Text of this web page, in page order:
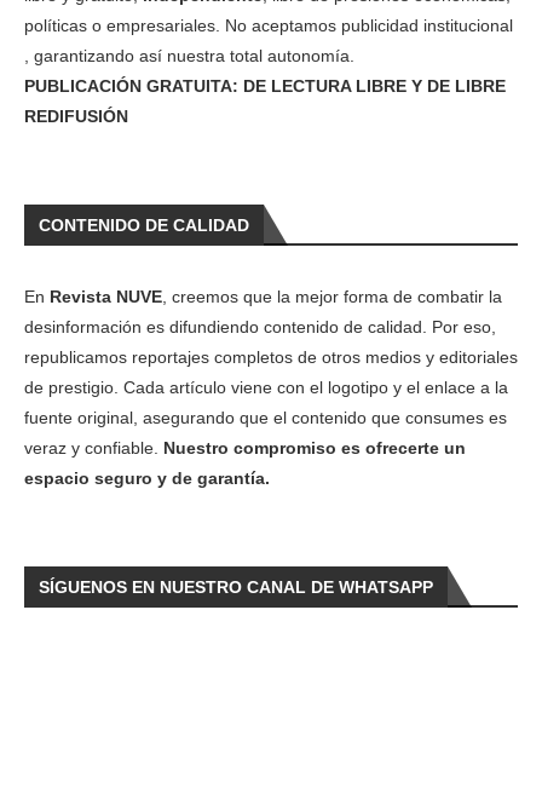
políticas o empresariales. No aceptamos publicidad institucional
, garantizando así nuestra total autonomía.
PUBLICACIÓN GRATUITA: DE LECTURA LIBRE Y DE LIBRE
REDIFUSIÓN
CONTENIDO DE CALIDAD
En Revista NUVE , creemos que la mejor forma de combatir la
desinformación es difundiendo contenido de calidad. Por eso,
republicamos reportajes completos de otros medios y editoriales
de prestigio. Cada artículo viene con el logotipo y el enlace a la
fuente original, asegurando que el contenido que consumes es
veraz y confiable. Nuestro compromiso es ofrecerte un
espacio seguro y de garantía.
SÍGUENOS EN NUESTRO CANAL DE WHATSAPP